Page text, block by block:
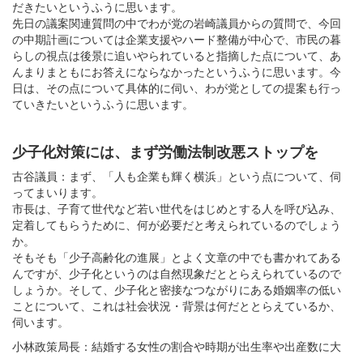
だきたいというふうに思います。
先日の議案関連質問の中でわが党の岩崎議員からの質問で、今回
の中期計画については企業支援やハード整備が中心で、市民の暮
らしの視点は後景に追いやられていると指摘した点について、あ
んまりまともにお答えにならなかったというふうに思います。今
日は、その点について具体的に伺い、わが党としての提案も行っ
ていきたいというふうに思います。
少子化対策には、まず労働法制改悪ストップを
古谷議員：まず、「人も企業も輝く横浜」という点について、伺
ってまいります。
市長は、子育て世代など若い世代をはじめとする人を呼び込み、
定着してもらうために、何が必要だと考えられているのでしょう
か。
そもそも「少子高齢化の進展」とよく文章の中でも書かれてある
んですが、少子化というのは自然現象だととらえられているので
しょうか。そして、少子化と密接なつながりにある婚姻率の低い
ことについて、これは社会状況・背景は何だととらえているか、
伺います。
小林政策局長：結婚する女性の割合や時期が出生率や出産数に大